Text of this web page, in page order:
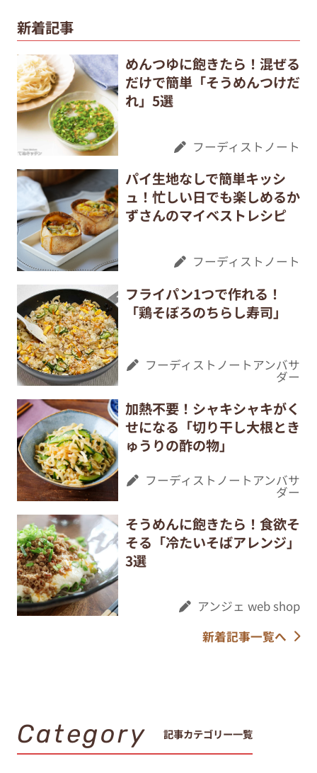
新着記事
めんつゆに飽きたら！混ぜる
だけで簡単「そうめんつけだ
れ」5選
フーディストノート
パイ生地なしで簡単キッシ
ュ！忙しい日でも楽しめるか
ずさんのマイベストレシピ
フーディストノート
フライパン1つで作れる！
「鶏そぼろのちらし寿司」
フーディストノートアンバサ
ダー
加熱不要！シャキシャキがく
せになる「切り干し大根とき
ゅうりの酢の物」
フーディストノートアンバサ
ダー
そうめんに飽きたら！食欲そ
そる「冷たいそばアレンジ」
3選
アンジェ web shop
新着記事一覧へ
Category 記事カテゴリー一覧